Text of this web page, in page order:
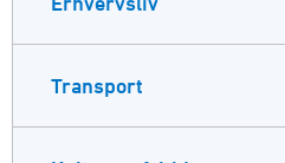
Transport